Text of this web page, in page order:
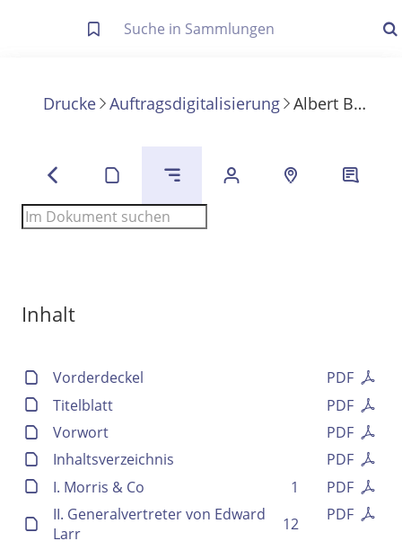
Die letzte Trefferliste besteht aus Ihrer letzten Suche, samt
Anzeigen
Zuletzt gesucht
Drucke Auftragsdigitalisierung Albert Ballin
Inhalt
PDF
Vorderdeckel
PDF
Titelblatt
PDF
Vorwort
PDF
Inhaltsverzeichnis
PDF
1
I. Morris & Co
PDF
12
II. Generalvertreter von Edward
Larr